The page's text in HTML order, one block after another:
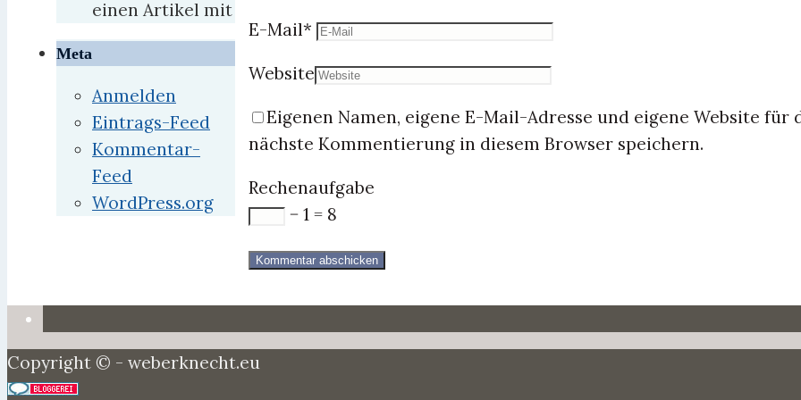
E-Mail*
Website
Eigenen Namen, eigene E-Mail-Adresse und eigene Website für
nächste Kommentierung in diesem Browser speichern.
Rechenaufgabe
− 1 = 8
einen Artikel mit
Meta
Anmelden
Eintrags-Feed
Kommentar-
Feed
WordPress.org
Copyright © - weberknecht.eu